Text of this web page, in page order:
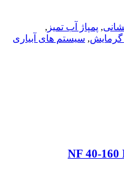
, پمپاژ آب تمیز ,
, سیستم های آبیاری